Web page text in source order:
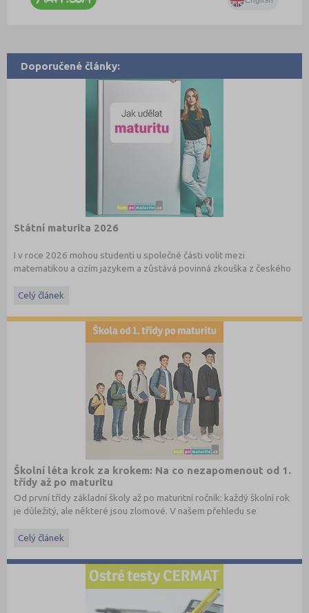
Doporučené články:
Státní maturita 2026
I v roce 2026 mohou studenti u společné části volit mezi
matematikou a cizím jazykem a zůstává povinná zkouška z českého
informacemi.
Celý článek
Školní léta krok za krokem: Na co nezapomenout od 1.
třídy až po maturitu
Od první třídy základní školy až po maturitní ročník: každý školní rok
je důležitý, ale některé jsou zlomové. V našem přehledu se
Celý článek